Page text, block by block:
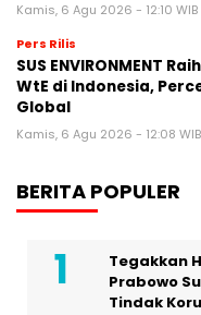
Kamis, 6 Agu 2026 - 12:10 WIB
Pers Rilis
SUS ENVIRONMENT
WtE di Indonesia,
Global
Kamis, 6 Agu 2026 - 12:08 WIB
BERITA POPULER
Tegakkan
Prabowo
Tindak